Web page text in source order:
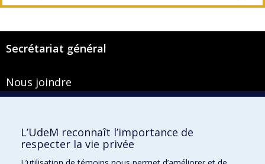
Secrétariat général
Nous joindre
Montréal (Québec) H3T 1J4
Courriel : secretariat-general@umontreal.ca
L’UdeM reconnaît l’importance de
respecter la vie privée